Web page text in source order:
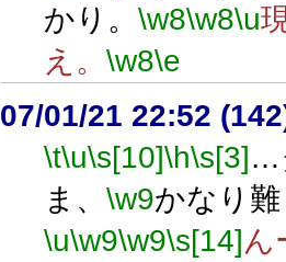
かり。 \w8\w8\u
え。 \w8\e
07/01/21 22:52
\t\u\s[10]\h\s[3]…
ま、 \w9かなり
\u\w9\w9\s[14]ん